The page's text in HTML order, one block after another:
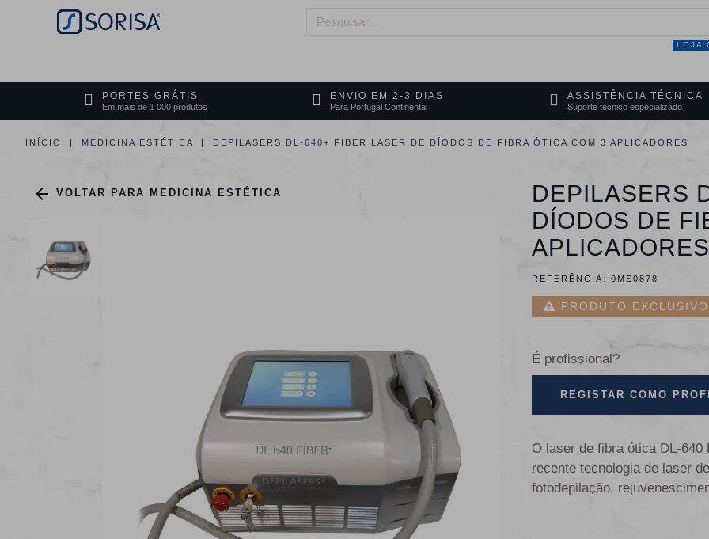
LOJA
PORTES GRÁTIS
Em mais de 1 000 produtos
ENVIO EM 2-3 DIAS
Para Portugal Continental
ASSISTÊNCIA TÉCNICA
Suporte técnico especializado
INÍCIO MEDICINA ESTÉTICA DEPILASERS DL-640+ FIBER LASER DE DÍODOS DE FIBRA ÓTICA COM 3 APLICADORES
 VOLTAR PARA MEDICINA ESTÉTICA
DEPILASERS
DÍODOS DE
APLICADORES
REFERÊNCIA: 0MS0878
PRODUTO
É profissional?
REGISTAR COMO
O laser de fibra ótica DL-
recente tecnologia de laser
fotodepilação,